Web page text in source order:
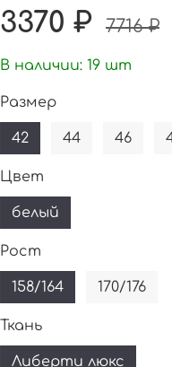
3370 ₽ 7716 ₽
В наличии: 19 шт
Размер
42 44 46
Цвет
белый
Рост
158/164 170/176
Ткань
Либерти люкс